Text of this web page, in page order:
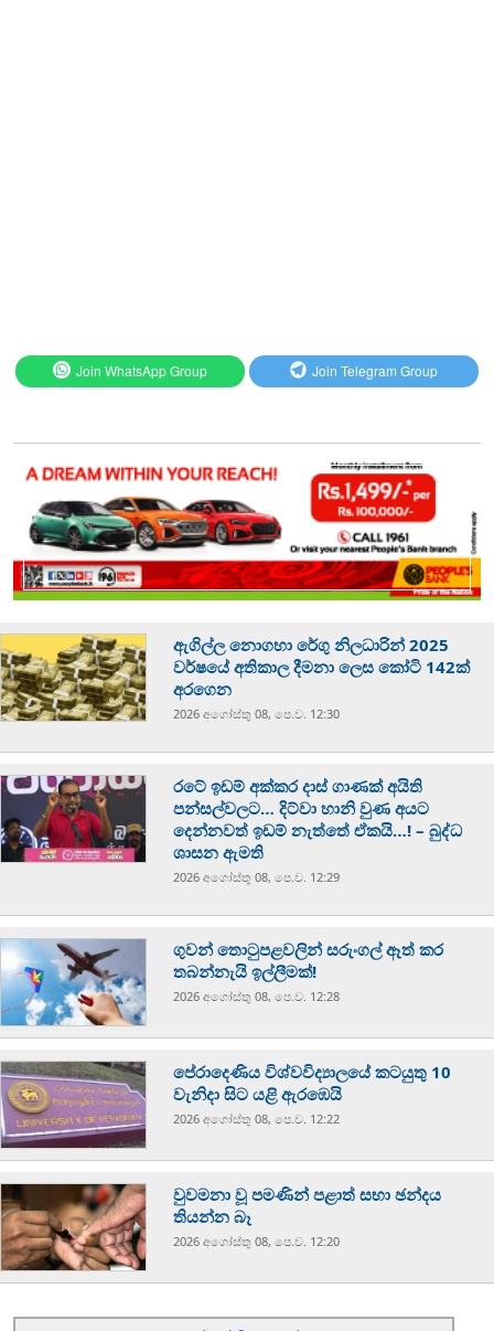
Join WhatsApp Group Join Telegram Group
ඇගිල්ල නොගහා රේගු නිලධාරින් 2025
වර්ෂයේ අතිකාල දීමනා ලෙස කෝටි 142ක්
අරගෙන
2026 අගෝස්‍තු 08, පෙ.ව. 12:30
රටේ ඉඩම් අක්කර දාස් ගාණක් අයිති
පන්සල්වලට… දිට්වා හානි වුණ අයට
දෙන්නවත් ඉඩම් නැත්තේ ඒකයි…! – බුද්ධ
ශාසන ඇමති
2026 අගෝස්‍තු 08, පෙ.ව. 12:29
ගුවන් තොටුපළවලින් සරුංගල් ඈත් කර
තබන්නැයි ඉල්ලීමක්!
2026 අගෝස්‍තු 08, පෙ.ව. 12:28
පේරාදෙණිය විශ්වවිද්‍යාලයේ කටයුතු 10
වැනිදා සිට යළි ඇරඹෙයි
2026 අගෝස්‍තු 08, පෙ.ව. 12:22
වුවමනා වූ පමණින් පළාත් සභා ඡන්දය
තියන්න බෑ
2026 අගෝස්‍තු 08, පෙ.ව. 12:20